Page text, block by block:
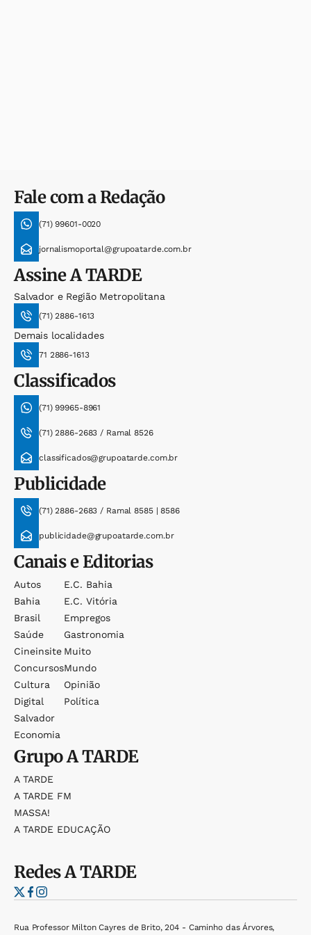
Fale com a Redação
(71) 99601-0020
jornalismoportal@grupoatarde.com.br
AssineA TARDE
Salvador e Região Metropolitana
(71) 2886-1613
Demais localidades
71 2886-1613
Classificados
(71) 99965-8961
(71) 2886-2683 / Ramal 8526
classificados@grupoatarde.com.br
Publicidade
(71) 2886-2683 / Ramal 8585 | 8586
publicidade@grupoatarde.com.br
Canais e Editorias
Autos
Bahia
Brasil
Saúde
Cineinsite
Concursos
Cultura
Digital
Salvador
Economia
E.c. Bahia
E.c. Vitória
Empregos
Gastronomia
Muito
Mundo
Opinião
Política
GrupoA TARDE
A TARDE
A TARDE FM
MASSA!
A TARDE EDUCAÇÃO
RedesA TARDE
Rua Professor Milton Cayres de Brito, 204 - Caminho das Árvores,